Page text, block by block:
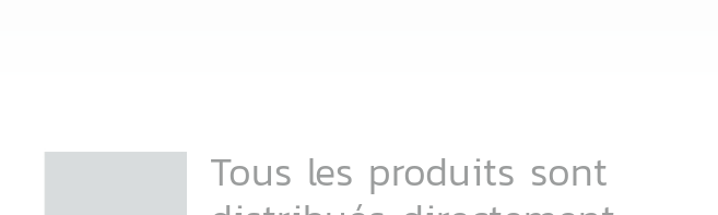
Tous les produits sont